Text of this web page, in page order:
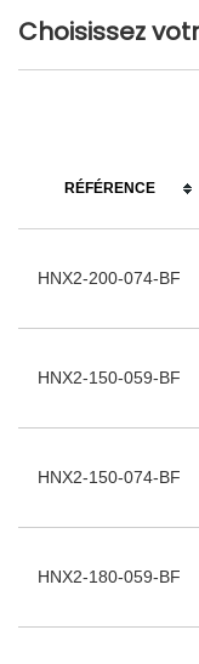
Choisissez
RÉFÉRENCE
HNX2-200-074-BF
HNX2-150-059-BF
HNX2-150-074-BF
HNX2-180-059-BF